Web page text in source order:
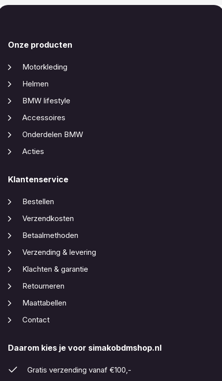
Onze producten
Motorkleding
Helmen
BMW lifestyle
Accessoires
Onderdelen BMW
Acties
Klantenservice
Bestellen
Verzendkosten
Betaalmethoden
Verzending & levering
Klachten & garantie
Retourneren
Maattabellen
Contact
Daarom kies je voor simakobdmshop.nl
Gratis verzending vanaf €100,-